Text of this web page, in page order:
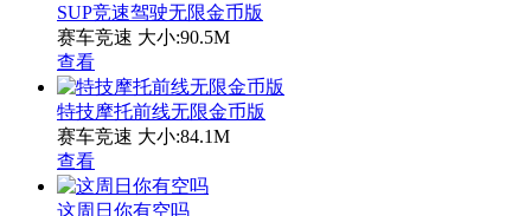
SUP竞速驾驶无限金币版
赛车竞速 大小:90.5M
查看
特技摩托前线无限金币版
赛车竞速 大小:84.1M
查看
这周日你有空吗